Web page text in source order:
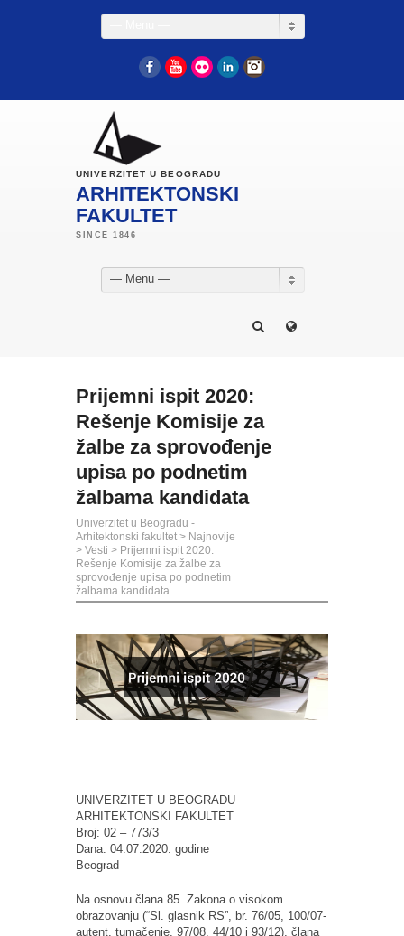
FacebookYouTube
Flickr LinkedIn
UNIVERZITET U BEOGRADU
ARHITEKTONSKI
FAKULTET
— Menu —
Prijemni ispit 2020:
Rešenje Komisije za
žalbe za sprovođenje
upisa po podnetim
žalbama kandidata
Univerzitet u Beogradu -
Arhitektonski fakultet > Najnovije
> Vesti > Prijemni ispit 2020:
Rešenje Komisije za žalbe za
sprovođenje upisa po podnetim
žalbama kandidata
UNIVERZITET U BEOGRADU
ARHITEKTONSKI FAKULTET
Broj: 02 – 773/3
Dana: 04.07.2020. godine
Beograd
Na osnovu člana 85. Zakona o visokom
obrazovanju (“Sl. glasnik RS”, br. 76/05, 100/07-
autent. tumačenje, 97/08, 44/10 i 93/12), člana